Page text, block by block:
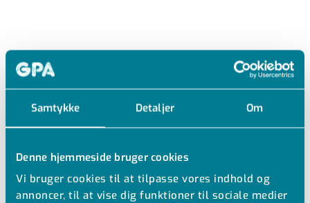
Samtykke Detaljer Om
Denne hjemmeside bruger cookies
Vi bruger cookies til at tilpasse vores indhold og
annoncer, til at vise dig funktioner til sociale medier
ZIEB
PE RØRBÆRER D16-32MM
d16-32 mm uden bøjle
PP ZAM på forespørgsel